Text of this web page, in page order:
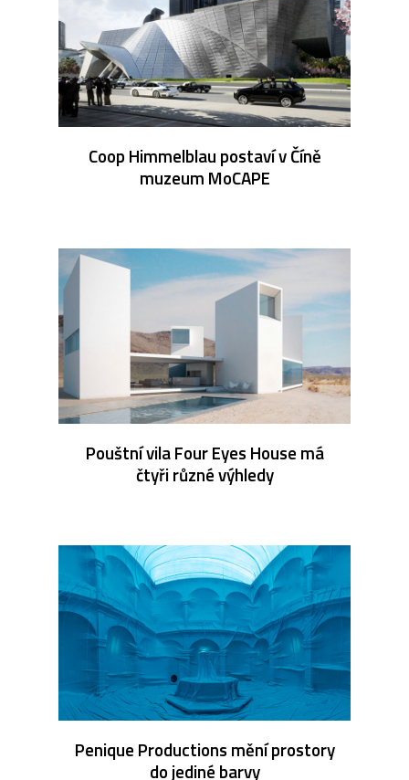
Coop Himmelblau postaví v Číně
muzeum MoCAPE
Pouštní vila Four Eyes House má
čtyři různé výhledy
Penique Productions mění prostory
do jediné barvy